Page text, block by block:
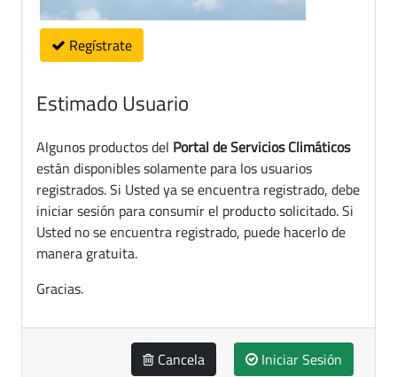
Regístrate
Estimado Usuario
Algunos productos del Portal de Servicios Climáticos
están disponibles solamente para los usuarios
registrados. Si Usted ya se encuentra registrado, debe
iniciar sesión para consumir el producto solicitado. Si
Usted no se encuentra registrado, puede hacerlo de
manera gratuita.
Gracias.
Cancela Iniciar Sesión